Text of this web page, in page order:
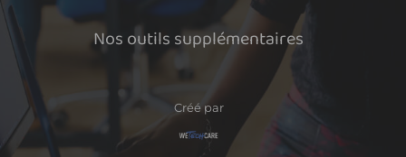
Nos outils supplémentaires
Créé par